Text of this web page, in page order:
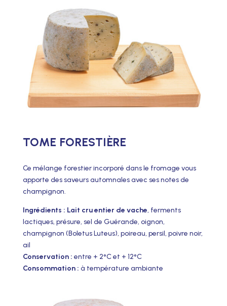
TOME FORESTIÈRE
Ce mélange forestier incorporé dans le fromage vous
apporte des saveurs automnales avec ses notes de
champignon.
Ingrédients : Lait cru entier de vache, ferments
lactiques, présure, sel de Guérande, oignon,
champignon (Boletus Luteus), poireau, persil, poivre noir,
ail
Conservation : entre + 2°C et + 12°C
Consommation : à température ambiante